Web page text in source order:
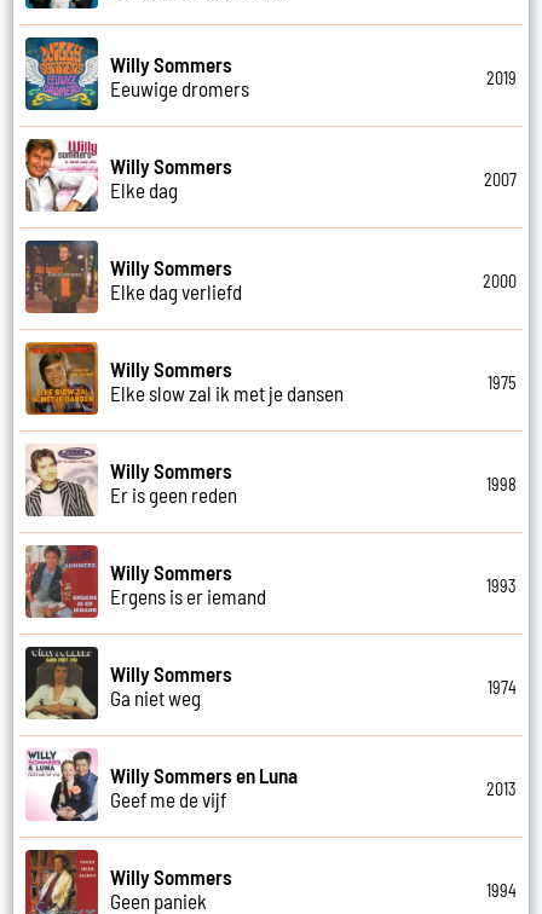
Willy Sommers
Eeuwige dromers
2019
Willy Sommers
Elke dag
2007
Willy Sommers
Elke dag verliefd
2000
Willy Sommers
Elke slow zal ik met je dansen
1975
Willy Sommers
Er is geen reden
1998
Willy Sommers
Ergens is er iemand
1993
Willy Sommers
Ga niet weg
1974
Willy Sommers en Luna
Geef me de vijf
2013
Willy Sommers
Geen paniek
1994